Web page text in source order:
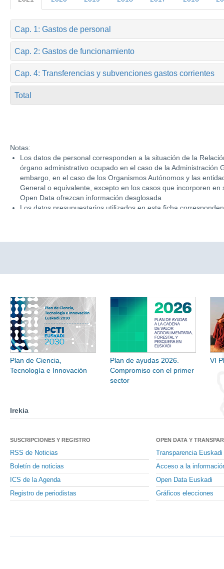
Plan de Ciencia,
Tecnología e Innovación
Plan de ayudas 2026.
Compromiso con el primer
sector
VI
Irekia
SUSCRIPCIONES Y REGISTRO
RSS de Noticias
Boletín de noticias
ICS de la Agenda
Registro de periodistas
OPEN DATA Y
Transparencia Euskadi
Acceso a la
Open Data Euskadi
Gráficos elecciones